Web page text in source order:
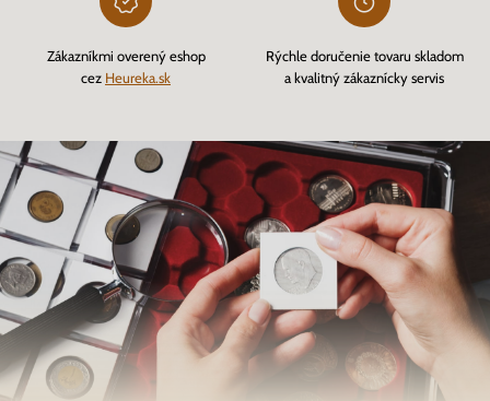
Zákazníkmi overený eshop
cez Heureka.sk
Rýchle doručenie tovaru skladom
a kvalitný zákaznícky servis